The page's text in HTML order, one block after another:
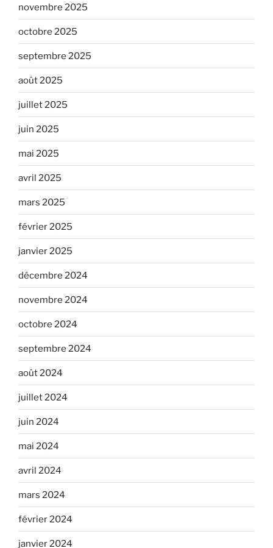
novembre 2025
octobre 2025
septembre 2025
août 2025
juillet 2025
juin 2025
mai 2025
avril 2025
mars 2025
février 2025
janvier 2025
décembre 2024
novembre 2024
octobre 2024
septembre 2024
août 2024
juillet 2024
juin 2024
mai 2024
avril 2024
mars 2024
février 2024
janvier 2024